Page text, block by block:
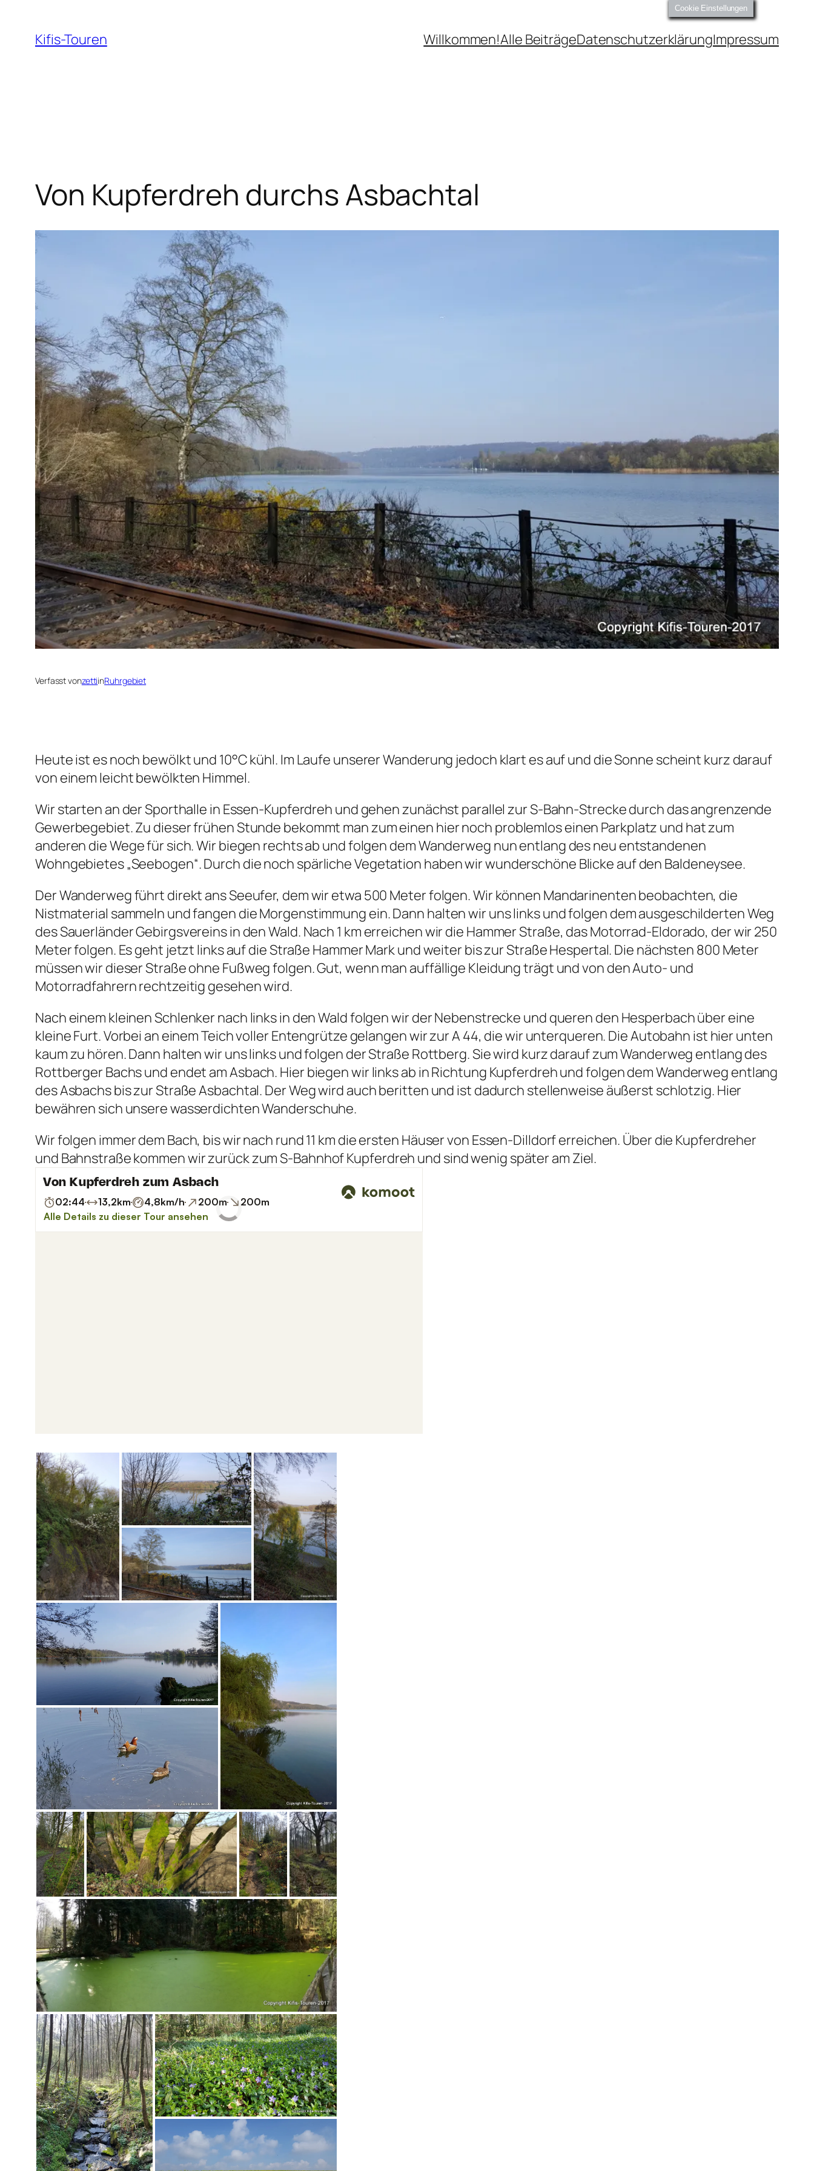
Inhalt
springen
Kifis-Touren Willkommen!Alle BeiträgeDatenschutzerklärungImpressum
Von Kupferdreh durchs Asbachtal
Verfasst vonzettiinRuhrgebiet
Heute ist es noch bewölkt und 10°C kühl. Im Laufe unserer Wanderung jedoch klart es auf und die Sonne scheint kurz darauf
von einem leicht bewölkten Himmel.
Wir starten an der Sporthalle in Essen-Kupferdreh und gehen zunächst parallel zur S-Bahn-Strecke durch das angrenzende
Gewerbegebiet. Zu dieser frühen Stunde bekommt man zum einen hier noch problemlos einen Parkplatz und hat zum
anderen die Wege für sich. Wir biegen rechts ab und folgen dem Wanderweg nun entlang des neu entstandenen
Wohngebietes „Seebogen“. Durch die noch spärliche Vegetation haben wir wunderschöne Blicke auf den Baldeneysee.
Der Wanderweg führt direkt ans Seeufer, dem wir etwa 500 Meter folgen. Wir können Mandarinenten beobachten, die
Nistmaterial sammeln und fangen die Morgenstimmung ein. Dann halten wir uns links und folgen dem ausgeschilderten Weg
des Sauerländer Gebirgsvereins in den Wald. Nach 1 km erreichen wir die Hammer Straße, das Motorrad-Eldorado, der wir 250
Meter folgen. Es geht jetzt links auf die Straße Hammer Mark und weiter bis zur Straße Hespertal. Die nächsten 800 Meter
müssen wir dieser Straße ohne Fußweg folgen. Gut, wenn man auffällige Kleidung trägt und von den Auto- und
Motorradfahrern rechtzeitig gesehen wird.
Nach einem kleinen Schlenker nach links in den Wald folgen wir der Nebenstrecke und queren den Hesperbach über eine
kleine Furt. Vorbei an einem Teich voller Entengrütze gelangen wir zur A 44, die wir unterqueren. Die Autobahn ist hier unten
kaum zu hören. Dann halten wir uns links und folgen der Straße Rottberg. Sie wird kurz darauf zum Wanderweg entlang des
Rottberger Bachs und endet am Asbach. Hier biegen wir links ab in Richtung Kupferdreh und folgen dem Wanderweg entlang
des Asbachs bis zur Straße Asbachtal. Der Weg wird auch beritten und ist dadurch stellenweise äußerst schlotzig. Hier
bewähren sich unsere wasserdichten Wanderschuhe.
Wir folgen immer dem Bach, bis wir nach rund 11 km die ersten Häuser von Essen-Dilldorf erreichen. Über die Kupferdreher
und Bahnstraße kommen wir zurück zum S-Bahnhof Kupferdreh und sind wenig später am Ziel.
Cookie Einstellungen